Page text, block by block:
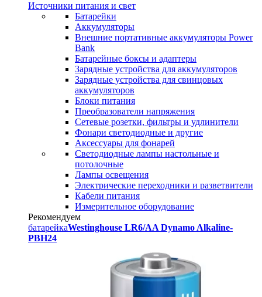
Источники питания и свет
Батарейки
Аккумуляторы
Внешние портативные аккумуляторы Power
Bank
Батарейные боксы и адаптеры
Зарядные устройства для аккумуляторов
Зарядные устройства для свинцовых
аккумуляторов
Блоки питания
Преобразователи напряжения
Сетевые розетки, фильтры и удлинители
Фонари светодиодные и другие
Аксессуары для фонарей
Светодиодные лампы настольные и
потолочные
Лампы освещения
Электрические переходники и разветвители
Кабели питания
Измерительное оборудование
Рекомендуем
батарейкаWestinghouse LR6/AA Dynamo Alkaline-
PBH24